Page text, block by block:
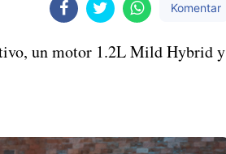
Komentar
un motor 1.2L Mild Hybrid y